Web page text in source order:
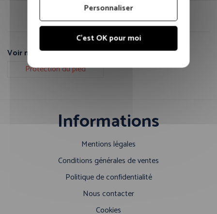
Fiche technique PDF Guide des tailles
Voir nos autres pages :
Protection du pied
Informations
Mentions légales
Conditions générales de ventes
Politique de confidentialité
Nous contacter
Cookies
C'est OK pour moi
Personnaliser